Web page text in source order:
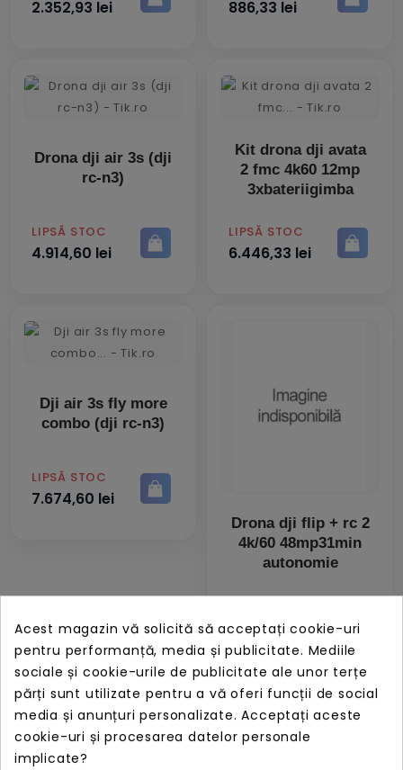
2.352,93 lei 886,33 lei
Drona dji air 3s (dji
rc-n3)
PRET
LIPSĂ STOC
4.914,60 lei
Kit drona dji avata
2 fmc 4k60 12mp
3xbateriigimba
PRET
LIPSĂ STOC
6.446,33 lei
Dji air 3s fly more
combo (dji rc-n3)
PRET
LIPSĂ STOC
7.674,60 lei
Drona dji flip + rc 2
4k/60 48mp31min
autonomie
3.375,94 lei
Acest magazin vă solicită să acceptați cookie-uri
pentru performanță, media și publicitate. Mediile
sociale și cookie-urile de publicitate ale unor terțe
părți sunt utilizate pentru a vă oferi funcții de social
media și anunțuri personalizate. Acceptați aceste
cookie-uri și procesarea datelor personale
implicate?